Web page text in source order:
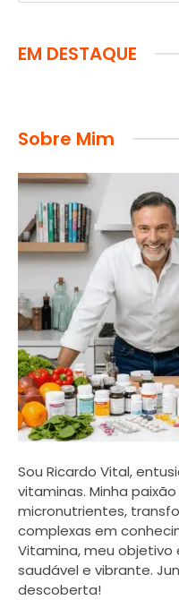
EM DESTAQUE
Sobre Mim
Sou Ricardo Vital,
vitaminas. Minha
micronutrientes,
complexas em
Vitamina, meu objetivo
saudável e vibrante.
descoberta!